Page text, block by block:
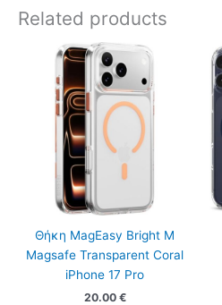
Related products
Θήκη MagEasy Bright M
Magsafe Transparent Coral
iPhone 17 Pro
20.00 €